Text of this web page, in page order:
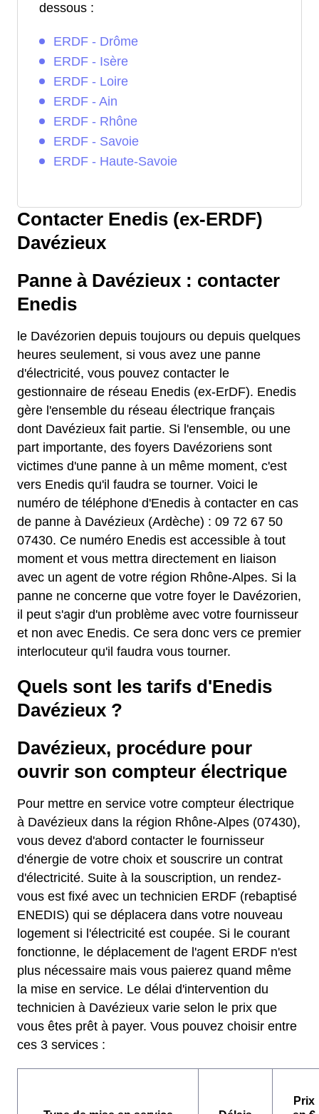
dessous :
ERDF - Drôme
ERDF - Isère
ERDF - Loire
ERDF - Ain
ERDF - Rhône
ERDF - Savoie
ERDF - Haute-Savoie
Contacter Enedis (ex-ERDF)
Davézieux
Panne à Davézieux : contacter
Enedis
le Davézorien depuis toujours ou depuis quelques
heures seulement, si vous avez une panne
d'électricité, vous pouvez contacter le
gestionnaire de réseau Enedis (ex-ErDF). Enedis
gère l'ensemble du réseau électrique français
dont Davézieux fait partie. Si l'ensemble, ou une
part importante, des foyers Davézoriens sont
victimes d'une panne à un même moment, c'est
vers Enedis qu'il faudra se tourner. Voici le
numéro de téléphone d'Enedis à contacter en cas
de panne à Davézieux (Ardèche) : 09 72 67 50
07430. Ce numéro Enedis est accessible à tout
moment et vous mettra directement en liaison
avec un agent de votre région Rhône-Alpes. Si la
panne ne concerne que votre foyer le Davézorien,
il peut s'agir d'un problème avec votre fournisseur
et non avec Enedis. Ce sera donc vers ce premier
interlocuteur qu'il faudra vous tourner.
Quels sont les tarifs d'Enedis
Davézieux ?
Davézieux, procédure pour
ouvrir son compteur électrique
Pour mettre en service votre compteur électrique
à Davézieux dans la région Rhône-Alpes (07430),
vous devez d'abord contacter le fournisseur
d'énergie de votre choix et souscrire un contrat
d'électricité. Suite à la souscription, un rendez-
vous est fixé avec un technicien ERDF (rebaptisé
ENEDIS) qui se déplacera dans votre nouveau
logement si l'électricité est coupée. Si le courant
fonctionne, le déplacement de l'agent ERDF n'est
plus nécessaire mais vous paierez quand même
la mise en service. Le délai d'intervention du
technicien à Davézieux varie selon le prix que
vous êtes prêt à payer. Vous pouvez choisir entre
ces 3 services :
Prix